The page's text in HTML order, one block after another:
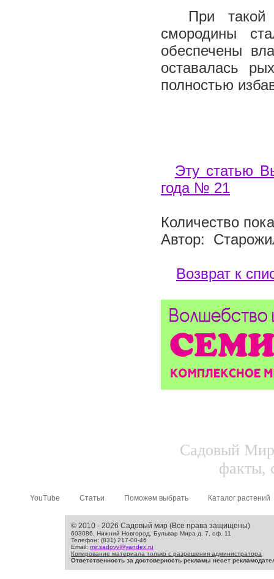
При такой
смородины
обеспечены
оставалась
полностью
Эту статью
года № 21
Количество
Автор:
Возврат к
Садовый
факты,
YouTube Статьи Поможем выбрать Каталог растений
© 2010 - 2026 Садовый мир (Все права защищены)
603086, Нижний Новгород, Бульвар Мира д. 7, оф. 11
Телефон: (831) 217-00-46
Email: mir.sadovy@yandex.ru
Копирование материала только с разрешения администратора
Ответственность за достоверность рекламы несет